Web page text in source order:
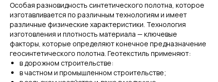
Особая разновидность синтетического полотна, которое
изготавливается по различным технологиям и имеет
различные физические характеристики. Технология
изготовления и плотность материала — ключевые
факторы, которые определяют конечное предназначение
геосинтетического полотна. Геотекстиль применяют:
в дорожном строительстве:
в частном и промышленном строительстве;